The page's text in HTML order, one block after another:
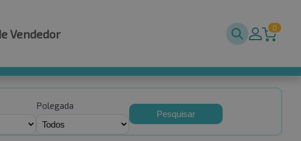
Vendedor 0
Polegada
Pesquisar